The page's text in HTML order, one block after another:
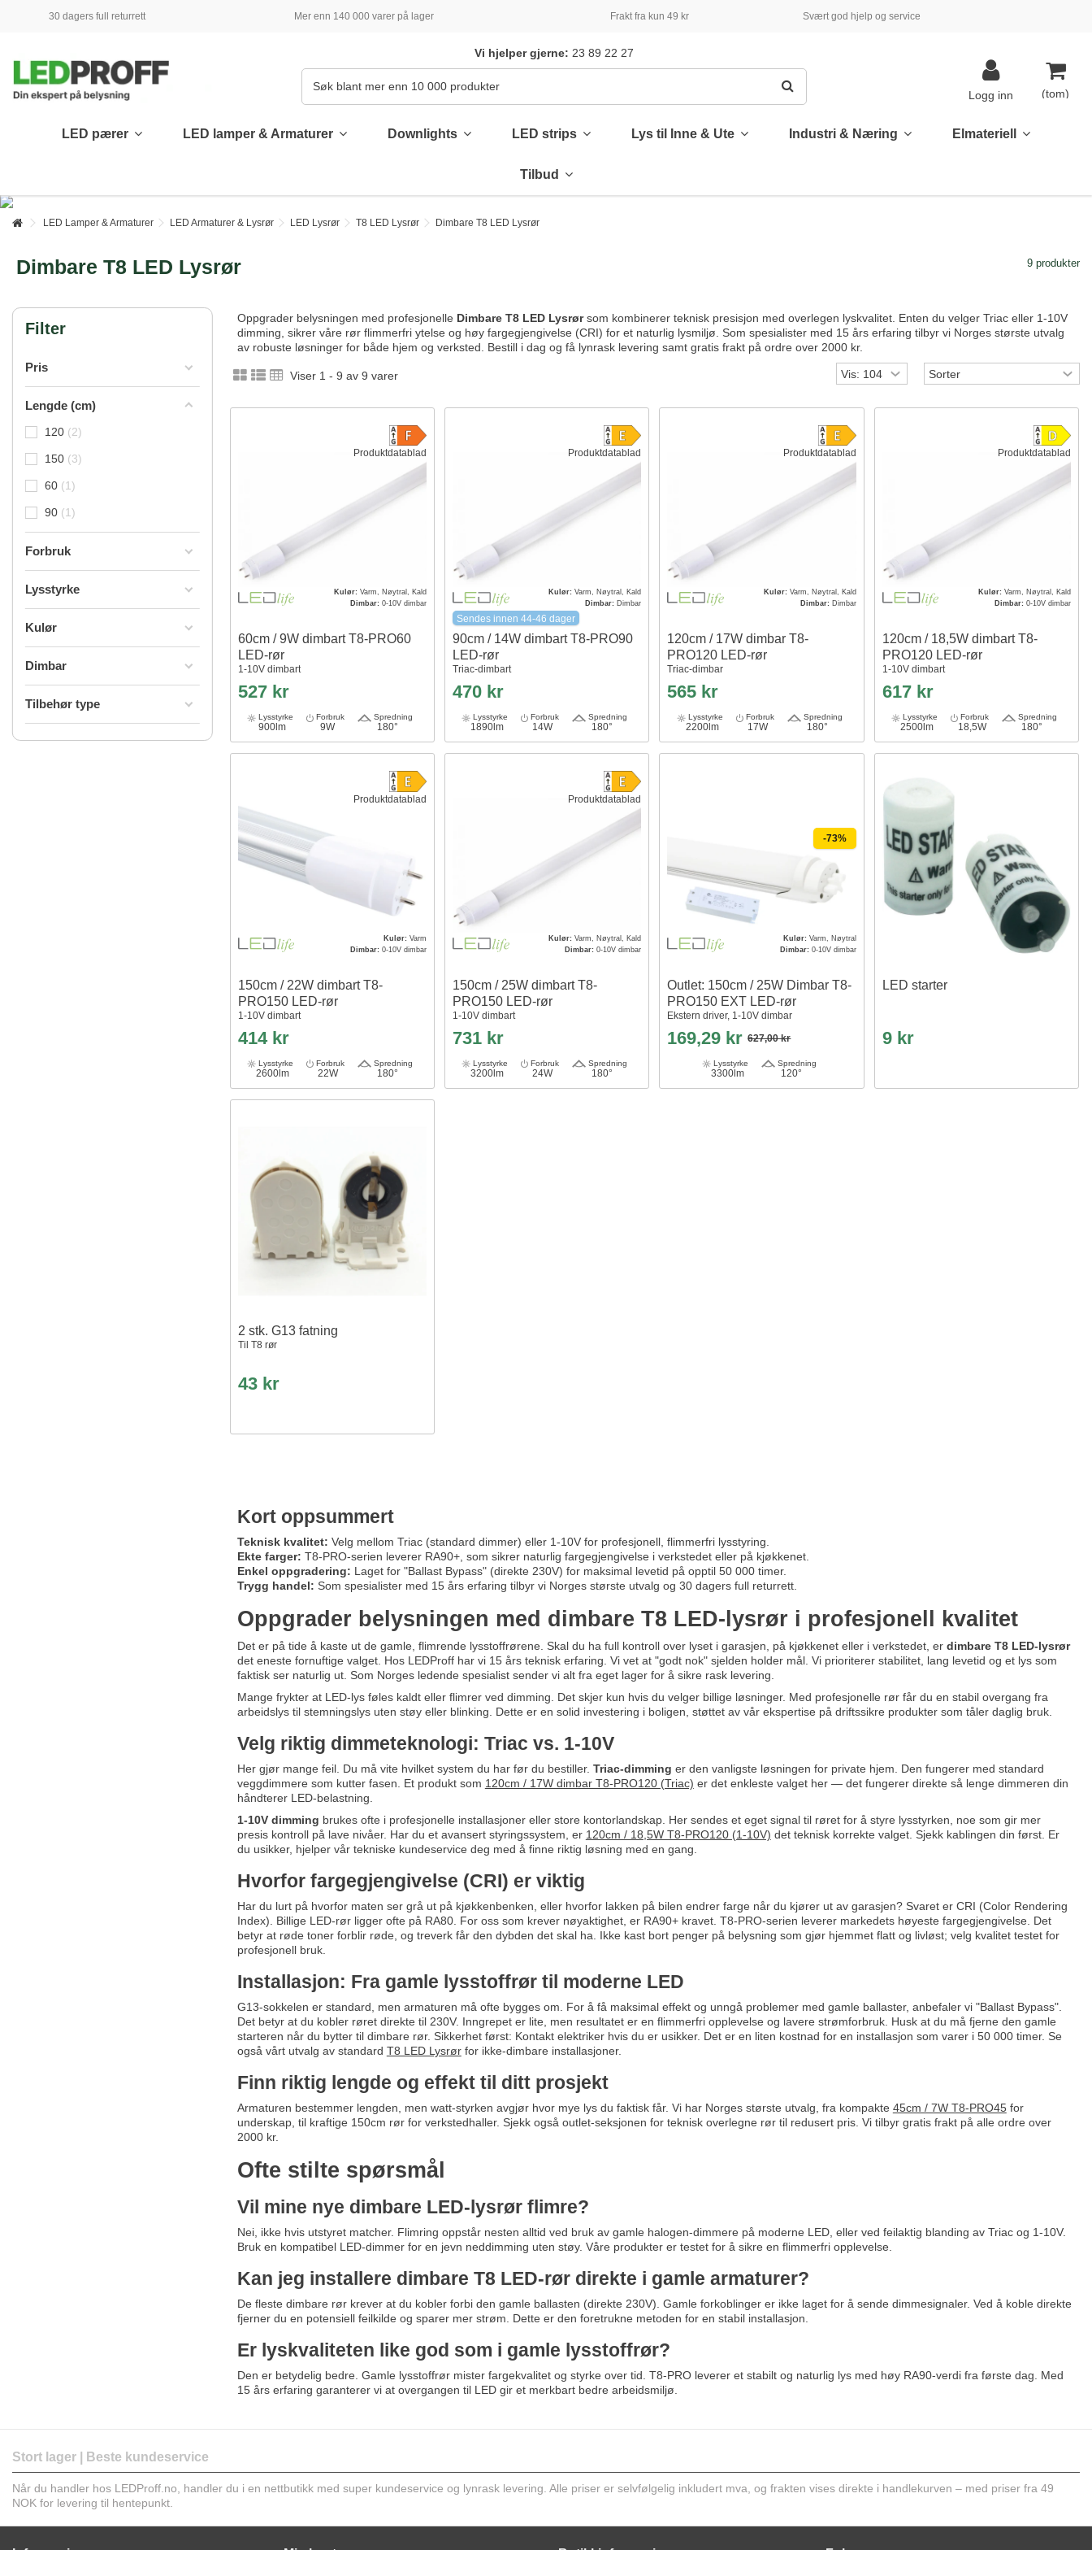
30 dagers full returrett Mer enn 140 000 varer på lager Frakt fra kun 49 kr Svært god hjelp og service
Vi hjelper gjerne: 23 89 22 27
(tom)
Logg inn
LED pærer LED lamper & Armaturer Downlights LED strips Lys til Inne & Ute Industri & Næring Elmateriell
Tilbud
LED Lamper & Armaturer LED Armaturer & Lysrør LED Lysrør T8 LED Lysrør Dimbare T8 LED Lysrør
Dimbare T8 LED Lysrør 9 produkter
Oppgrader belysningen med profesjonelle Dimbare T8 LED Lysrørsom kombinerer teknisk presisjon med overlegen lyskvalitet. Enten du velger Triac eller 1-10V
dimming, sikrer våre rør flimmerfri ytelse og høy fargegjengivelse (CRI) for et naturlig lysmiljø. Som spesialister med 15 års erfaring tilbyr vi Norges største utvalg
av robuste løsninger for både hjem og verksted. Bestill i dag og få lynrask levering samt gratis frakt på ordre over 2000 kr.
Viser 1 - 9 av 9 varer
Produktdatablad
Kulør:Varm, Nøytral, Kald
Dimbar:0-10V dimbar
60cm / 9W dimbart T8-PRO60
LED-rør
1-10V dimbart
527 kr
Lysstyrke
900lm
Forbruk
9W
Spredning
180°
Produktdatablad
Kulør:Varm, Nøytral, Kald
Dimbar:Dimbar
Sendes innen 44-46 dager
90cm / 14W dimbart T8-PRO90
LED-rør
Triac-dimbart
470 kr
Lysstyrke
1890lm
Forbruk
14W
Spredning
180°
Produktdatablad
Kulør: Varm, Nøytral, Kald
Dimbar: Dimbar
120cm / 17W dimbar T8-
PRO120 LED-rør
Triac-dimbar
565 kr
Lysstyrke
2200lm
Forbruk
17W
Spredning
180°
Produktdatablad
Kulør: Varm, Nøytral, Kald
Dimbar: 0-10V dimbar
120cm / 18,5W dimbart T8-
PRO120 LED-rør
1-10V dimbart
617 kr
Lysstyrke
2500lm
Forbruk
18,5W
Spredning
180°
Produktdatablad
Kulør:Varm
Dimbar:0-10V dimbar
150cm / 22W dimbart T8-
PRO150 LED-rør
1-10V dimbart
414 kr
Lysstyrke
2600lm
Forbruk
22W
Spredning
180°
Produktdatablad
Kulør:Varm, Nøytral, Kald
Dimbar:0-10V dimbar
150cm / 25W dimbart T8-
PRO150 LED-rør
1-10V dimbart
731 kr
Lysstyrke
3200lm
Forbruk
24W
Spredning
180°
Kulør: Varm, Nøytral
Dimbar: 0-10V dimbar
-73%
Outlet: 150cm / 25W Dimbar T8-
PRO150 EXT LED-rør
Ekstern driver, 1-10V dimbar
169,29 kr627,00 kr
Lysstyrke
3300lm
Spredning
120°
LED starter
9 kr
2 stk. G13 fatning
Til T8 rør
43 kr
Kort oppsummert
Teknisk kvalitet: Velg mellom Triac (standard dimmer) eller 1-10V for profesjonell, flimmerfri lysstyring.
Ekte farger: T8-PRO-serien leverer RA90+, som sikrer naturlig fargegjengivelse i verkstedet eller på kjøkkenet.
Enkel oppgradering: Laget for "Ballast Bypass" (direkte 230V) for maksimal levetid på opptil 50 000 timer.
Trygg handel: Som spesialister med 15 års erfaring tilbyr vi Norges største utvalg og 30 dagers full returrett.
Oppgrader belysningen med dimbare T8 LED-lysrør i profesjonell kvalitet
Det er på tide å kaste ut de gamle, flimrende lysstoffrørene. Skal du ha full kontroll over lyset i garasjen, på kjøkkenet eller i verkstedet, er dimbare T8 LED-lysrør
det eneste fornuftige valget. Hos LEDProff har vi 15 års teknisk erfaring. Vi vet at "godt nok" sjelden holder mål. Vi prioriterer stabilitet, lang levetid og et lys som
faktisk ser naturlig ut. Som Norges ledende spesialist sender vi alt fra eget lager for å sikre rask levering.
Mange frykter at LED-lys føles kaldt eller flimrer ved dimming. Det skjer kun hvis du velger billige løsninger. Med profesjonelle rør får du en stabil overgang fra
arbeidslys til stemningslys uten støy eller blinking. Dette er en solid investering i boligen, støttet av vår ekspertise på driftssikre produkter som tåler daglig bruk.
Velg riktig dimmeteknologi: Triac vs. 1-10V
Her gjør mange feil. Du må vite hvilket system du har før du bestiller. Triac-dimming er den vanligste løsningen for private hjem. Den fungerer med standard
veggdimmere som kutter fasen. Et produkt som 120cm / 17W dimbar T8-PRO120 (Triac) er det enkleste valget her — det fungerer direkte så lenge dimmeren din
håndterer LED-belastning.
1-10V dimming brukes ofte i profesjonelle installasjoner eller store kontorlandskap. Her sendes et eget signal til røret for å styre lysstyrken, noe som gir mer
presis kontroll på lave nivåer. Har du et avansert styringssystem, er 120cm / 18,5W T8-PRO120 (1-10V) det teknisk korrekte valget. Sjekk kablingen din først. Er
du usikker, hjelper vår tekniske kundeservice deg med å finne riktig løsning med en gang.
Hvorfor fargegjengivelse (CRI) er viktig
Har du lurt på hvorfor maten ser grå ut på kjøkkenbenken, eller hvorfor lakken på bilen endrer farge når du kjører ut av garasjen? Svaret er CRI (Color Rendering
Index). Billige LED-rør ligger ofte på RA80. For oss som krever nøyaktighet, er RA90+ kravet. T8-PRO-serien leverer markedets høyeste fargegjengivelse. Det
betyr at røde toner forblir røde, og treverk får den dybden det skal ha. Ikke kast bort penger på belysning som gjør hjemmet flatt og livløst; velg kvalitet testet for
profesjonell bruk.
Installasjon: Fra gamle lysstoffrør til moderne LED
G13-sokkelen er standard, men armaturen må ofte bygges om. For å få maksimal effekt og unngå problemer med gamle ballaster, anbefaler vi "Ballast Bypass".
Det betyr at du kobler røret direkte til 230V. Inngrepet er lite, men resultatet er en flimmerfri opplevelse og lavere strømforbruk. Husk at du må fjerne den gamle
starteren når du bytter til dimbare rør. Sikkerhet først: Kontakt elektriker hvis du er usikker. Det er en liten kostnad for en installasjon som varer i 50 000 timer. Se
også vårt utvalg av standard T8 LED Lysrørfor ikke-dimbare installasjoner.
Finn riktig lengde og effekt til ditt prosjekt
Armaturen bestemmer lengden, men watt-styrken avgjør hvor mye lys du faktisk får. Vi har Norges største utvalg, fra kompakte 45cm / 7W T8-PRO45for
underskap, til kraftige 150cm rør for verkstedhaller. Sjekk også outlet-seksjonen for teknisk overlegne rør til redusert pris. Vi tilbyr gratis frakt på alle ordre over
2000 kr.
Ofte stilte spørsmål
Vil mine nye dimbare LED-lysrør flimre?
Nei, ikke hvis utstyret matcher. Flimring oppstår nesten alltid ved bruk av gamle halogen-dimmere på moderne LED, eller ved feilaktig blanding av Triac og 1-10V.
Bruk en kompatibel LED-dimmer for en jevn neddimming uten støy. Våre produkter er testet for å sikre en flimmerfri opplevelse.
Kan jeg installere dimbare T8 LED-rør direkte i gamle armaturer?
De fleste dimbare rør krever at du kobler forbi den gamle ballasten (direkte 230V). Gamle forkoblinger er ikke laget for å sende dimmesignaler. Ved å koble direkte
fjerner du en potensiell feilkilde og sparer mer strøm. Dette er den foretrukne metoden for en stabil installasjon.
Er lyskvaliteten like god som i gamle lysstoffrør?
Den er betydelig bedre. Gamle lysstoffrør mister fargekvalitet og styrke over tid. T8-PRO leverer et stabilt og naturlig lys med høy RA90-verdi fra første dag. Med
15 års erfaring garanterer vi at overgangen til LED gir et merkbart bedre arbeidsmiljø.
Filter
Pris
Lengde (cm)
120 2
150 3
60 1
90 1
Forbruk
Lysstyrke
Kulør
Dimbar
Tilbehør type
Stort lager | Beste kundeservice
Når du handler hos LEDProff.no, handler du i en nettbutikk med super kundeservice og lynrask levering. Alle priser er selvfølgelig inkludert mva, og frakten vises direkte i handlekurven – med priser fra 49
NOK for levering til hentepunkt.